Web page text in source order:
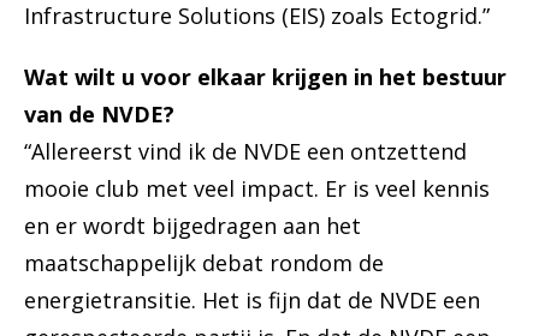
Infrastructure Solutions (EIS) zoals Ectogrid.”
Wat wilt u voor elkaar krijgen in het bestuur
van de NVDE?
“Allereerst vind ik de NVDE een ontzettend
mooie club met veel impact. Er is veel kennis
en er wordt bijgedragen aan het
maatschappelijk debat rondom de
energietransitie. Het is fijn dat de NVDE een